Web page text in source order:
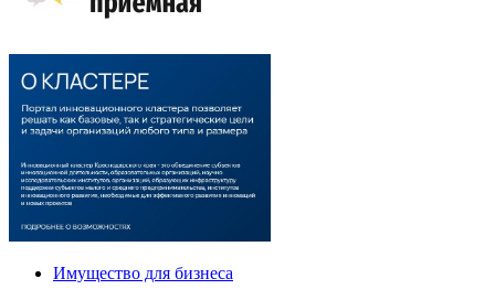
Имущество для бизнеса